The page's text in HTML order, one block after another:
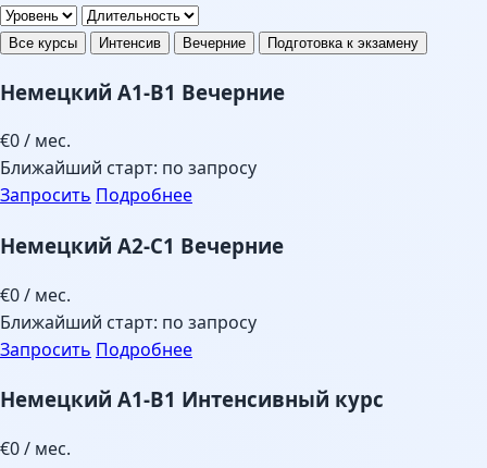
Все курсы Интенсив Вечерние Подготовка к экзамену
Немецкий A1-B1 Вечерние
€0/ мес.
Ближайший старт: по запросу
Запросить Подробнее
Немецкий A2-C1 Вечерние
€0/ мес.
Ближайший старт: по запросу
Запросить Подробнее
Немецкий A1-B1 Интенсивный курс
€0/ мес.